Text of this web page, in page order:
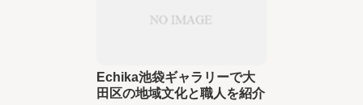
Echika池袋ギャラリーで大
田区の地域文化と職人を紹介